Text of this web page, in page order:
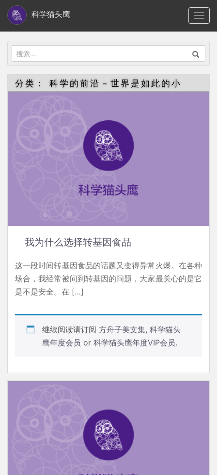
i
科学猫头鹰
搜
索：
分类： 科学的前沿－世界是如此的小
我为什么选择转基因食品
这一段时间转基因食品的话题又变得异常火爆。在各种
场合，我经常被问到转基因的问题，大家最关心的是它
是不是安全。在 […]
继续阅读请订阅 方舟子美文集, 科学猫头
鹰年度会员 or 科学猫头鹰年度VIP会员.